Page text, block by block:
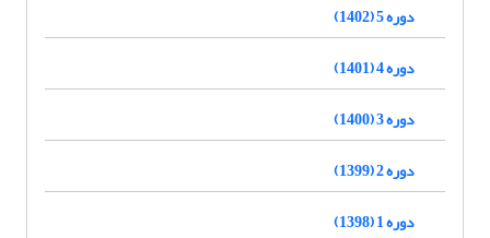
دوره 5 (1402)
دوره 4 (1401)
دوره 3 (1400)
دوره 2 (1399)
دوره 1 (1398)